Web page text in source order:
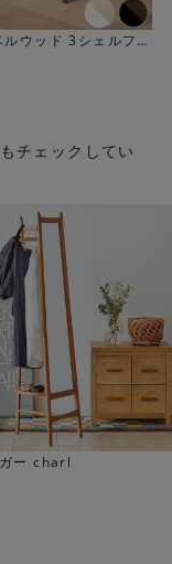
ウッド 3シェルフス
チェックしてい
ー charl